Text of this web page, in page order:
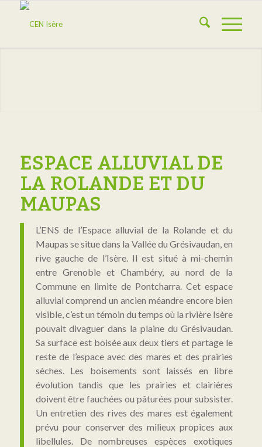
ESPACE ALLUVIAL DE
LA ROLANDE ET DU
MAUPAS
L’ENS de l’Espace alluvial de la Rolande et du
Maupas se situe dans la Vallée du Grésivaudan, en
rive gauche de l’Isère. Il est situé à mi-chemin
entre Grenoble et Chambéry, au nord de la
Commune en limite de Pontcharra. Cet espace
alluvial comprend un ancien méandre encore bien
visible, c’est un témoin du temps où la rivière Isère
pouvait divaguer dans la plaine du Grésivaudan.
Sa surface est boisée aux deux tiers et partage le
reste de l’espace avec des mares et des prairies
sèches. Les boisements sont laissés en libre
évolution tandis que les prairies et clairières
doivent être fauchées ou pâturées pour subsister.
Un entretien des rives des mares est également
prévu pour conserver des milieux propices aux
libellules. De nombreuses espèces exotiques